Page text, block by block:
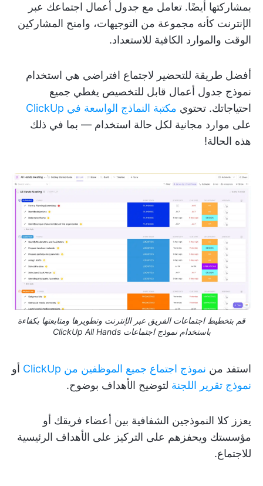
بمشاركتها أيضًا. تعامل مع جدول أعمال اجتماعك عبر
الإنترنت كأنه مجموعة من التوجيهات، وامنح المشاركين
الوقت والموارد الكافية للاستعداد.
أفضل طريقة للتحضير لاجتماع افتراضي هي استخدام
نموذج جدول أعمال قابل للتخصيص يغطي جميع
احتياجاتك. تحتوي مكتبة النماذج الواسعة في ClickUp
على موارد مجانية لكل حالة استخدام — بما في ذلك
هذه الحالة!
قم بتخطيط اجتماعات الفريق عبر الإنترنت وتطويرها ومتابعتها بكفاءة
باستخدام نموذج اجتماعات ClickUp All Hands
استفد من نموذج اجتماع جميع الموظفين من ClickUp
أو
نموذج تقرير اللجنة لتوضيح الأهداف بوضوح.
يعزز كلا النموذجين الشفافية بين أعضاء فريقك أو
مؤسستك ويحفزهم على التركيز على الأهداف الرئيسية
للاجتماع.